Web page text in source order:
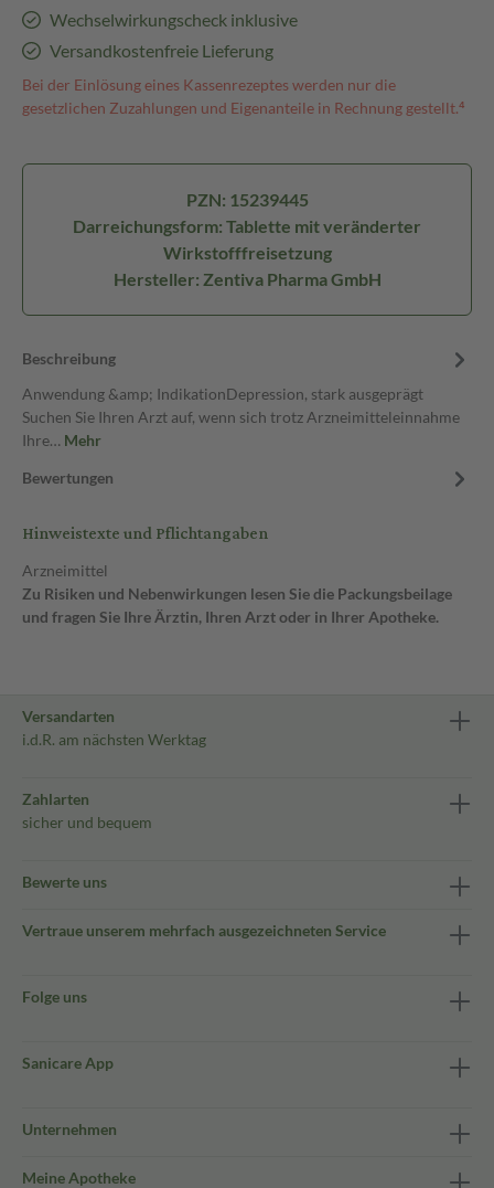
Wechselwirkungscheck inklusive
Versandkostenfreie Lieferung
Bei der Einlösung eines Kassenrezeptes werden nur die
gesetzlichen Zuzahlungen und Eigenanteile in Rechnung gestellt.⁴
PZN: 15239445
Darreichungsform: Tablette mit veränderter
Wirkstofffreisetzung
Hersteller: Zentiva Pharma GmbH
Beschreibung
Anwendung &amp; IndikationDepression, stark ausgeprägt
Suchen Sie Ihren Arzt auf, wenn sich trotz Arzneimitteleinnahme
Ihre… Mehr
Bewertungen
Hinweistexte und Pflichtangaben
Arzneimittel
Zu Risiken und Nebenwirkungen lesen Sie die Packungsbeilage
und fragen Sie Ihre Ärztin, Ihren Arzt oder in Ihrer Apotheke.
Versandarten
i.d.R. am nächsten Werktag
Zahlarten
sicher und bequem
Bewerte uns
Vertraue unserem mehrfach ausgezeichneten Service
Folge uns
Sanicare App
Unternehmen
Meine Apotheke